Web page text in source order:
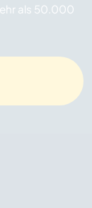
als 50.000